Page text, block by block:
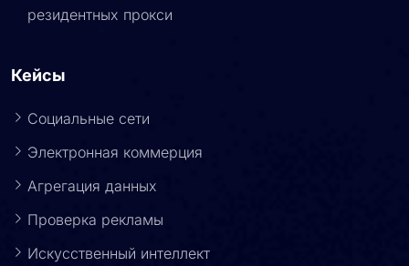
резидентных прокси
Кейсы
Социальные сети
Электронная коммерция
Агрегация данных
Проверка рекламы
Искусственный интеллект